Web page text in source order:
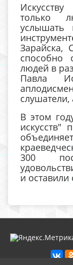
только
услышать
Зарайска,
способно
людей в
Павла
В этом
искусств"
300
и